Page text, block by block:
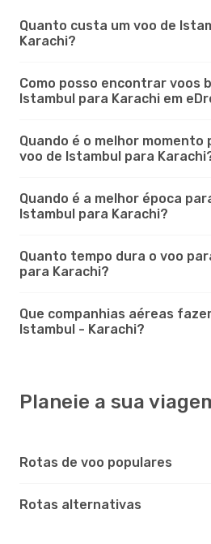
Quanto custa um voo de
Karachi?
Como posso encontrar voos
Istambul para Karachi em
Quando é o melhor momento
voo de Istambul para
Quando é a melhor época
Istambul para Karachi?
Quanto tempo dura o voo
para Karachi?
Que companhias aéreas
Istambul - Karachi?
Planeie a sua
Rotas de voo populares
Rotas alternativas